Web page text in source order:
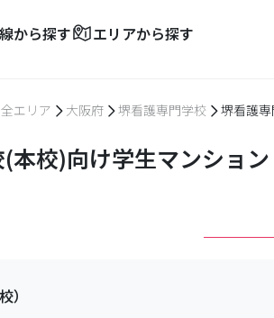
から探す エリアから探す
全エリア 大阪府 堺看護専門学校 堺看護
本校)向け学生マンショ
）